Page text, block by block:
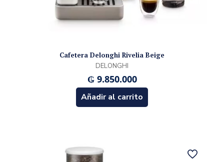
Cafetera Delonghi Rivelia Beige
DELONGHI
₲9.850.000
Añadir al carrito